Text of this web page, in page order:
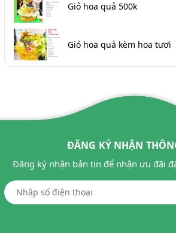
Giỏ hoa quả 500k
Giỏ hoa quả kèm hoa tươi
ĐĂNG KÝ NHẬN
Đăng ký nhận bản tin để nhận ưu đãi